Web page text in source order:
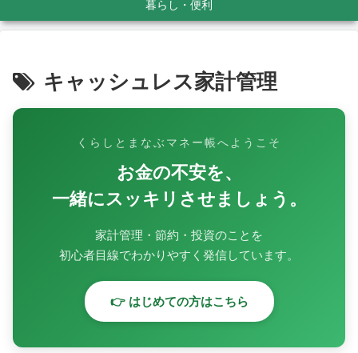
暮らし・便利
キャッシュレス家計管理
くらしとまなぶマネー帳へようこそ
お金の不安を、
一緒にスッキリさせましょう。
家計管理・節約・投資のことを
初心者目線でわかりやすく発信しています。
👉 はじめての方はこちら